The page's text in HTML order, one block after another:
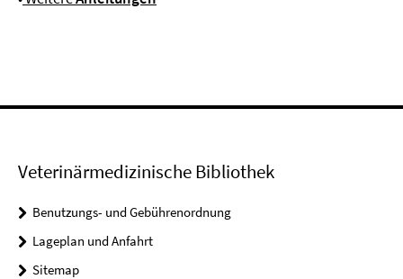
Veterinärmedizinische Bibliothek
Benutzungs- und Gebührenordnung
Lageplan und Anfahrt
Sitemap